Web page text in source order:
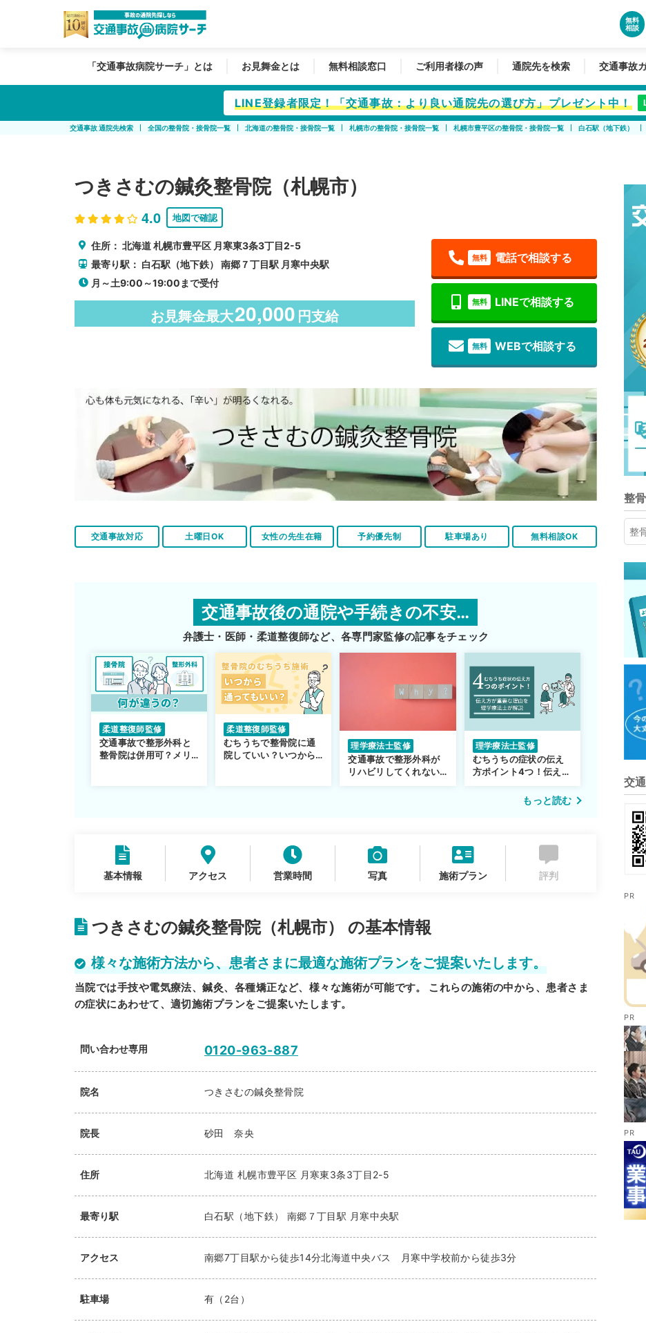
無料
相談
「交通事故病院サーチ」とは お見舞金とは 無料相談窓口 ご利用者様の声 通院先を検索 交通事故
LINE登録者限定！「交通事故：より良い通院先の選び方」プレゼント中！
交通事故 通院先検索 全国の整骨院・接骨院一覧 北海道の整骨院・接骨院一覧 札幌市の整骨院・接骨院一覧 札幌市豊平区の整骨院・接骨院一覧 白石駅（地下鉄）
つきさむの鍼灸整骨院（札幌市）
4.0 地図で確認
住所： 北海道札幌市豊平区 月寒東3条3丁目2-5
最寄り駅： 白石駅（地下鉄） 南郷７丁目駅 月寒中央駅
月～土9:00～19:00まで受付
お見舞金最大20,000 円支給
無料 電話で相談する
無料 LINEで相談する
無料 WEBで相談する
交通事故対応 土曜日OK 女性の先生在籍 予約優先制 駐車場あり 無料相談OK
交通事故後の通院や手続きの不安…
弁護士・医師・柔道整復師など、各専門家監修の記事をチェック
柔道整復師監修
交通事故で整形外科と
整骨院は併用可？メリ
柔道整復師監修
むちうちで整骨院に通
院していい？いつから
理学療法士監修
交通事故で整形外科が
リハビリしてくれない…
転院するべき？
理学療法士監修
むちうちの症状の伝え
方ポイント4つ！伝え方
が重要な理由も解説
もっと読む
基本情報 アクセス 営業時間 写真 施術プラン 評判
つきさむの鍼灸整骨院（札幌市） の基本情報
様々な施術方法から、患者さまに最適な施術プランをご提案いたします。
当院では手技や電気療法、鍼灸、各種矯正など、様々な施術が可能です。 これらの施術の中から、患者さま
の症状にあわせて、適切施術プランをご提案いたします。
問い合わせ専用 0120-963-887
院名 つきさむの鍼灸整骨院
院長 砂田 奈央
住所 北海道 札幌市豊平区 月寒東3条3丁目2-5
最寄り駅 白石駅（地下鉄） 南郷７丁目駅 月寒中央駅
アクセス 南郷7丁目駅から徒歩14分北海道中央バス 月寒中学校前から徒歩3分
駐車場 有（2台）
整
交